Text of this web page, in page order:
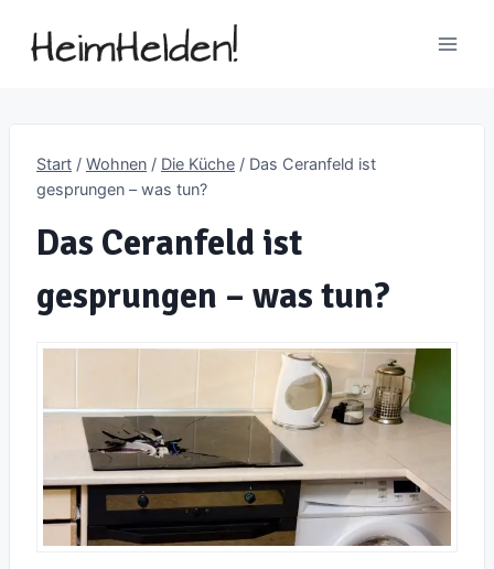
Inhalt
Start / Wohnen / Die Küche / Das Ceranfeld ist
gesprungen – was tun?
Das Ceranfeld ist
gesprungen – was tun?